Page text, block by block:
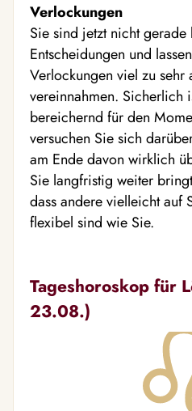
Verlockungen
Sie sind jetzt nicht
Entscheidungen und
Verlockungen viel zu sehr
vereinnahmen. Sicherlich
bereichernd für den
versuchen Sie sich
am Ende davon wirklich
Sie langfristig weiter
dass andere vielleicht auf
flexibel sind wie Sie.
Tageshoroskop für
23.08.)